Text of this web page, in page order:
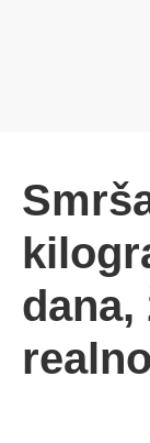
dana,